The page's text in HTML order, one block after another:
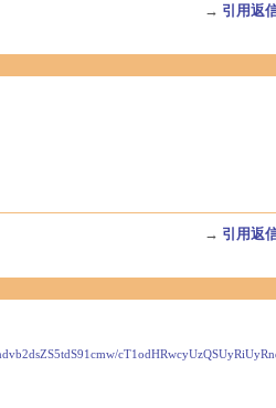
→ 引用返
→ 引用返